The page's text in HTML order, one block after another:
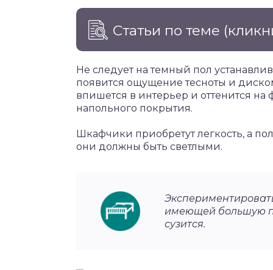
Статьи по теме
Не следует на темный пол
появится ощущение тесноты и
впишется в интерьер и оттенится на
напольного покрытия.
Шкафчики приобретут легкость, а
они должны быть светлыми.
имеющей большую
сузится.